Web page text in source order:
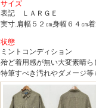
サイズ
表記 ＬＡＲＧＥ
実寸.肩幅５２㎝身幅６４㎝
状態
ミントコンディション
殆ど着用感が無い大変素晴ら
特筆すべき汚れやダメージ等